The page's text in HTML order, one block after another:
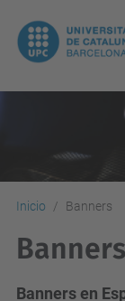
Inicio Banners
Banners
Banners en